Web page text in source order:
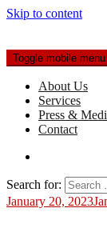
Skip to content
Toggle mobile menu
About Us
Services
Press &
Contact
Search for:
January 20, 2023